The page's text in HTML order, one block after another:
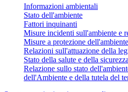
Informazioni ambientali
Stato dell'ambiente
Fattori inquinanti
Misure incidenti sull'ambiente e
Misure a protezione
Relazioni sull'attuazione della
Stato della salute e della
Relazione sullo stato
dell'Ambiente e della tutela del